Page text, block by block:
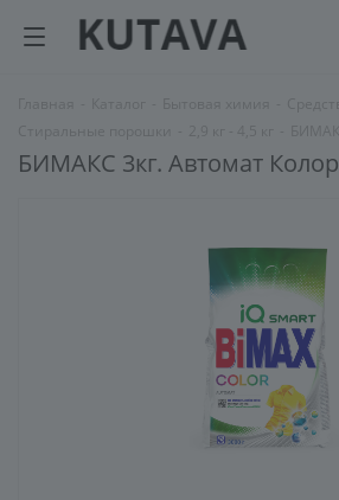
БИМАКС 3кг. Автомат Колор